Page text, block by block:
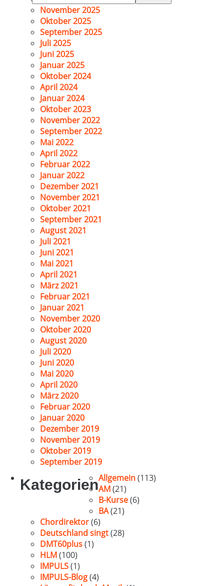
nach:
November 2025
Oktober 2025
September 2025
Juli 2025
Juni 2025
Januar 2025
Oktober 2024
April 2024
Januar 2024
Oktober 2023
November 2022
September 2022
Mai 2022
April 2022
Februar 2022
Januar 2022
Dezember 2021
November 2021
Oktober 2021
September 2021
August 2021
Juli 2021
Juni 2021
Mai 2021
April 2021
März 2021
Februar 2021
Januar 2021
November 2020
Oktober 2020
August 2020
Juli 2020
Juni 2020
Mai 2020
April 2020
März 2020
Februar 2020
Januar 2020
Dezember 2019
November 2019
Oktober 2019
September 2019
KategorienAllgemein(113)
AM(21)
B-Kurse(6)
BA(21)
Chordirektor(6)
Deutschland singt(28)
DMT60plus(1)
HLM(100)
IMPULS(1)
IMPULS-Blog(4)